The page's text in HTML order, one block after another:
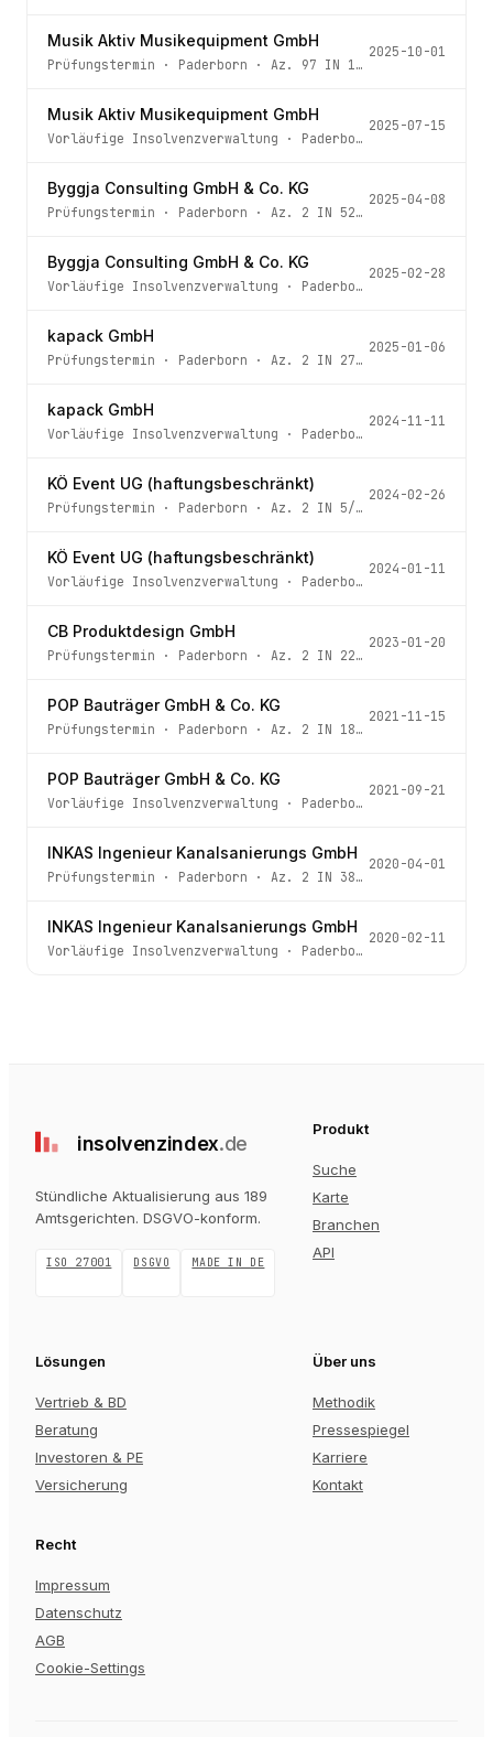
Musik Aktiv Musikequipment GmbH
Prüfungstermin · Paderborn · Az. 97 IN 114/25
2025-10-01
Musik Aktiv Musikequipment GmbH
Vorläufige Insolvenzverwaltung · Paderborn
2025-07-15
Byggja Consulting GmbH & Co. KG
Prüfungstermin · Paderborn · Az. 2 IN 52/25
2025-04-08
Byggja Consulting GmbH & Co. KG
Vorläufige Insolvenzverwaltung · Paderborn
2025-02-28
kapack GmbH
Prüfungstermin · Paderborn · Az. 2 IN 273/24
2025-01-06
kapack GmbH
Vorläufige Insolvenzverwaltung · Paderborn
2024-11-11
KÖ Event UG (haftungsbeschränkt)
Prüfungstermin · Paderborn · Az. 2 IN 5/24
2024-02-26
KÖ Event UG (haftungsbeschränkt)
Vorläufige Insolvenzverwaltung · Paderborn
2024-01-11
CB Produktdesign GmbH
Prüfungstermin · Paderborn · Az. 2 IN 224/22
2023-01-20
POP Bauträger GmbH & Co. KG
Prüfungstermin · Paderborn · Az. 2 IN 185/21
2021-11-15
POP Bauträger GmbH & Co. KG
Vorläufige Insolvenzverwaltung · Paderborn
2021-09-21
INKAS Ingenieur Kanalsanierungs GmbH
Prüfungstermin · Paderborn · Az. 2 IN 38/20
2020-04-01
INKAS Ingenieur Kanalsanierungs GmbH
Vorläufige Insolvenzverwaltung · Paderborn
2020-02-11
insolvenzindex.de
Stündliche Aktualisierung aus 189
Amtsgerichten. DSGVO-konform.
ISO 27001 DSGVO MADE IN DE
Produkt
Suche
Karte
Branchen
API
Lösungen
Vertrieb & BD
Beratung
Investoren & PE
Versicherung
Über uns
Methodik
Pressespiegel
Karriere
Kontakt
Recht
Impressum
Datenschutz
AGB
Cookie-Settings